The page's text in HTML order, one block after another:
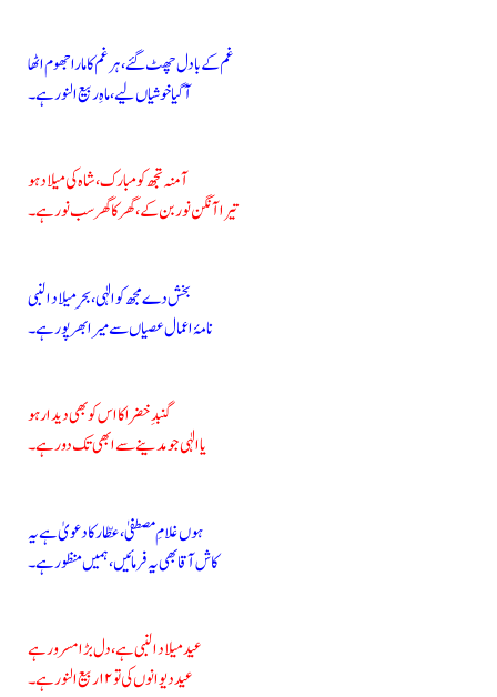
غم کے بادل چھٹ گئے، ہر غم کا مارا جھوم اٹھا
آ گیا خوشیاں لیے، ماہِ ربیع النور ہے۔
آمنہ تجھ کو مبارک، شاہ کی میلاد ہو
تیرا آنگن نور بن کے، گھر کا گھر سب نور ہے۔
بخش دے مجھ کو الٰہی، بحرِ میلاد النبی
نامۂ اعمال عصیاں سے میرا بھرپور ہے۔
گنبدِ خضرا کا اس کو بھی دیدار ہو
یا الٰہی جو مدینے سے ابھی تک دور ہے۔
ہوں غلامِ مصطفیٰ، عطّار کا دعویٰ ہے یہ
کاش آقا بھی یہ فرمائیں، ہمیں منظور ہے۔
عید میلاد النبی ہے، دل بڑا مسرور ہے
عید دیوانوں کی تو ۱۲ ربیع النور ہے۔